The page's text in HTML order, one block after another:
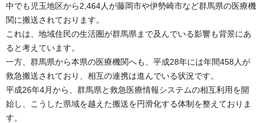
中でも児玉地区から2,464人が藤岡市や伊勢崎市など群馬県の医療機
関に搬送されております。
これは、地域住民の生活圏が群馬県まで及んでいる影響も背景にあ
ると考えています。
一方、群馬県から本県の医療機関へも、平成28年には年間458人が
救急搬送されており、相互の連携は進んでいる状況です。
平成26年4月から、群馬県と救急医療情報システムの相互利用を開
始し、こうした県域を越えた搬送を円滑化する体制を整えておりま
す。